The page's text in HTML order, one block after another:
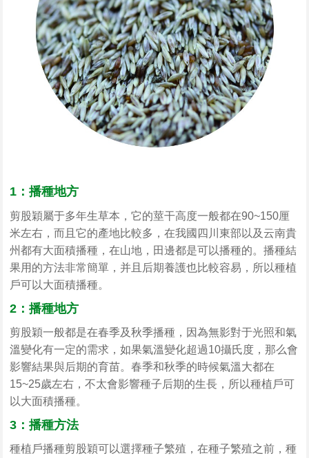
1：播種地方
剪股穎屬于多年生草本，它的莖干高度一般都在90~150厘
米左右，而且它的產地比較多，在我國四川東部以及云南貴
州都有大面積播種，在山地，田邊都是可以播種的。播種結
果用的方法非常簡單，并且后期養護也比較容易，所以種植
戶可以大面積播種。
2：播種地方
剪股穎一般都是在春季及秋季播種，因為無影對于光照和氣
溫變化有一定的需求，如果氣溫變化超過10攝氏度，那么會
影響結果與后期的育苗。春季和秋季的時候氣溫大都在
15~25歲左右，不太會影響種子后期的生長，所以種植戶可
以大面積播種。
3：播種方法
種植戶播種剪股穎可以選擇種子繁殖，在種子繁殖之前，種